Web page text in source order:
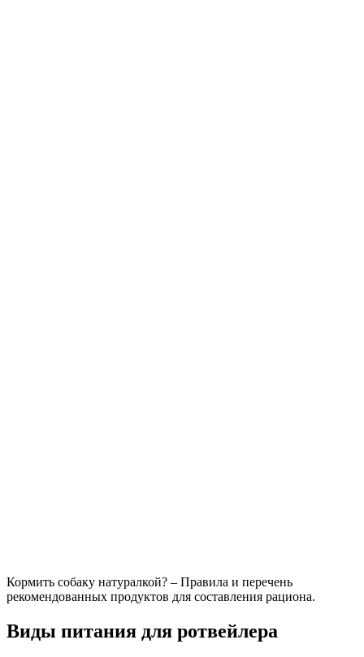
Кормить собаку натуралкой? – Правила и перечень
рекомендованных продуктов для составления рациона.
Виды питания для ротвейлера